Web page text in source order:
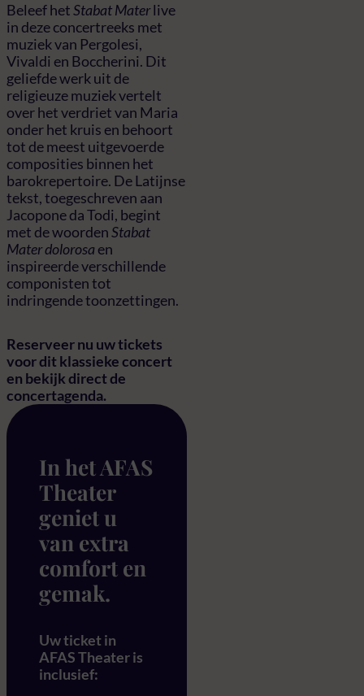
Beleef hetStabat Materlive
in deze concertreeks met
muziek van Pergolesi,
Vivaldi en Boccherini. Dit
geliefde werk uit de
religieuze muziek vertelt
over het verdriet van Maria
onder het kruis en behoort
tot de meest uitgevoerde
composities binnen het
barokrepertoire. De Latijnse
tekst, toegeschreven aan
Jacopone da Todi, begint
met de woordenStabat
Mater dolorosa en
inspireerde verschillende
componisten tot
indringende toonzettingen.
Reserveer nu uw tickets
voor dit klassieke concert
en bekijk direct de
concertagenda.
In het AFAS
Theater
geniet u
van extra
comfort en
gemak.
Uw ticket in
AFAS Theater is
inclusief: